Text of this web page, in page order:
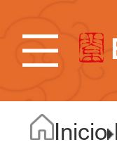
Inicio